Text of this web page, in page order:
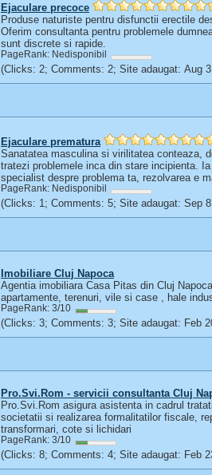
Ejaculare precoce
Produse naturiste pentru disfunctii erectile
Oferim consultanta pentru problemele
sunt discrete si rapide.
PageRank: Nedisponibil
Ejaculare prematura
Sanatatea masculina si virilitatea conteaza,
tratezi problemele inca din stare incipienta.
specialist despre problema ta, rezolvarea e
PageRank: Nedisponibil
Imobiliare Cluj Napoca
Agentia imobiliara Casa Pitas din Cluj
apartamente, terenuri, vile si case , hale
PageRank: 3/10
(Clicks: 3; Comments: 3; Site
Pro.Svi.Rom - servicii consultanta Cluj
Pro.Svi.Rom asigura asistenta in cadrul
societatii si realizarea formalitatilor fiscale,
transformari, cote si lichidari
PageRank: 3/10
(Clicks: 8; Comments: 4; Site